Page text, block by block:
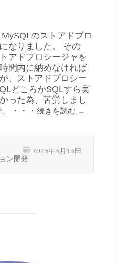
のストアドプロ
なりました。 その
アドプロシージャを
間内に納めなければ
、ストアドプロシー
どころかSQLすら実
った為、苦労しまし
・・・ 続きを読む →
2023年3月13日
ン開発